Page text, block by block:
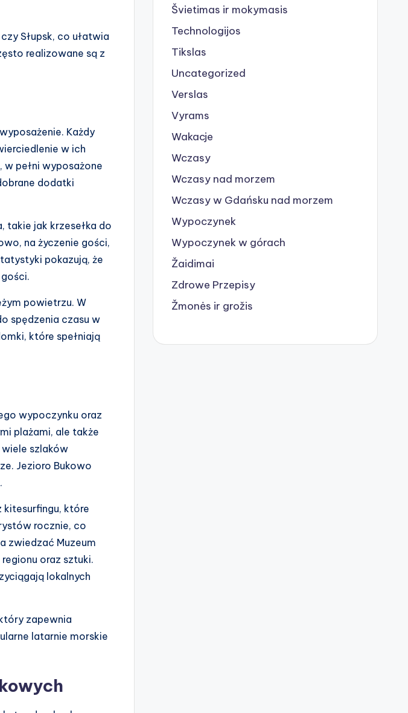
Słupsk, co ułatwia
realizowane są z
Każdy
w ich
pełni wyposażone
dodatki
takie jak krzesełka do
na życzenie gości,
pokazują, że
powietrzu. W
spędzenia czasu w
które spełniają
wypoczynku oraz
plażami, ale także
szlaków
Jezioro Bukowo
kitesurfingu, które
rocznie, co
zwiedzać Muzeum
oraz sztuki.
lokalnych
zapewnia
latarnie morskie
Švietimas ir mokymasis
Technologijos
Tikslas
Uncategorized
Verslas
Vyrams
Wakacje
Wczasy
Wczasy nad morzem
Wczasy w Gdańsku nad morzem
Wypoczynek
Wypoczynek w górach
Žaidimai
Zdrowe Przepisy
Žmonės ir grožis